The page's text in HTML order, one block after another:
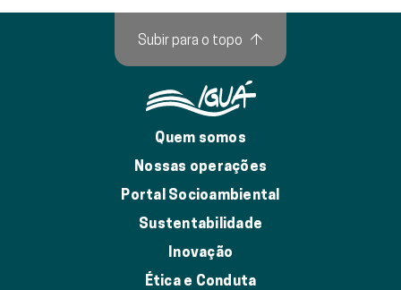
Quem somos
Nossas operações
Portal Socioambiental
Sustentabilidade
Inovação
Ética e Conduta
Subir para o topo ↑